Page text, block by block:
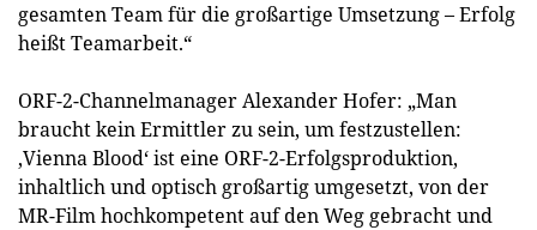
gesamten Team für die großartige Umsetzung – Erfolg
heißt Teamarbeit.“
ORF-2-Channelmanager Alexander Hofer: „Man
braucht kein Ermittler zu sein, um festzustellen:
‚Vienna Blood‘ ist eine ORF-2-Erfolgsproduktion,
inhaltlich und optisch großartig umgesetzt, von der
MR-Film hochkompetent auf den Weg gebracht und